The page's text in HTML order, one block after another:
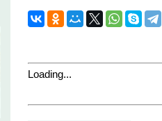
Loading...